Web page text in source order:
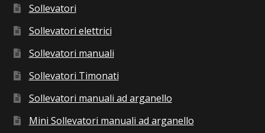
Sollevatori
Sollevatori elettrici
Sollevatori manuali
Sollevatori Timonati
Sollevatori manuali ad arganello
Mini Sollevatori manuali ad arganello